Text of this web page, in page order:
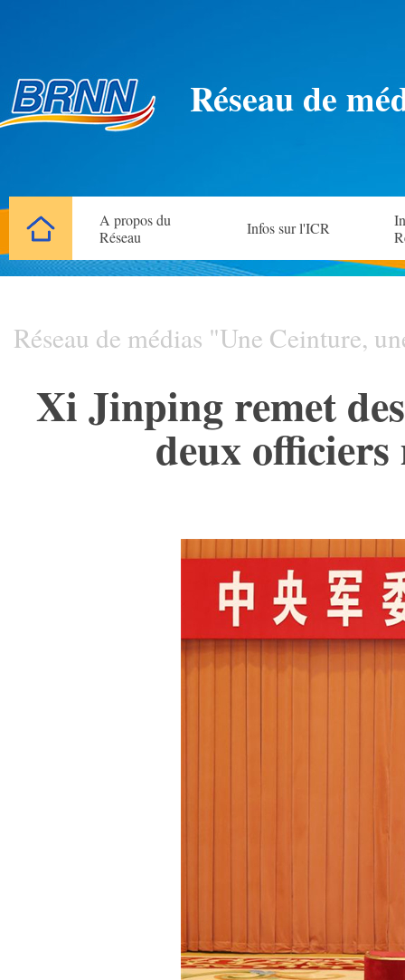
Réseau de
A propos du
Réseau
Infos sur l'ICR
Réseau de médias "Une Ceinture,
Xi Jinping remet
deux